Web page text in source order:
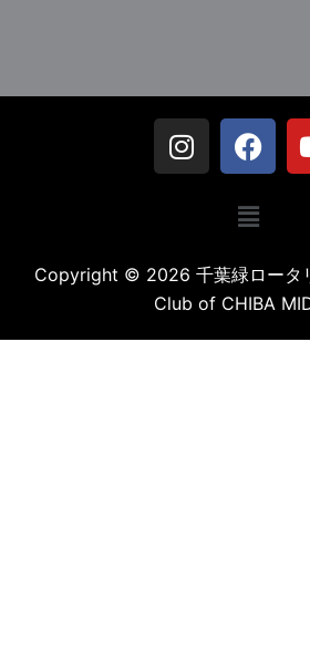
Copyright © 2026 千葉緑ロータ
Club of CHIBA